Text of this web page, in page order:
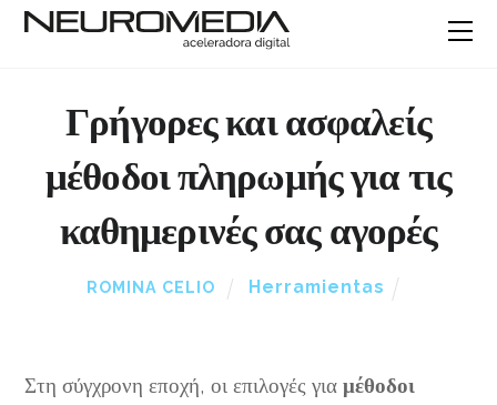
Γρήγορες και ασφαλείς
μέθοδοι πληρωμής για τις
καθημερινές σας αγορές
ROMINA CELIO Herramientas
Στη σύγχρονη εποχή, οι επιλογές γιαμέθοδοι